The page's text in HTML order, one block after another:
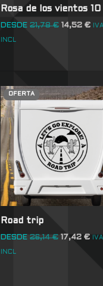
Rosa de los vientos 10
DESDE 21,78€ 14,52 € IVA
INCL
OFERTA
Road trip
DESDE 26,14€ 17,42 € IVA
INCL